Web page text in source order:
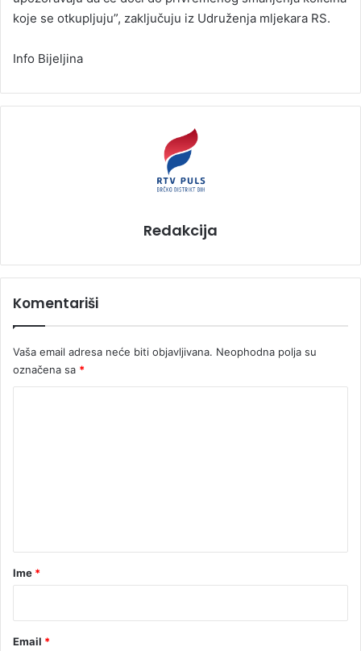
koje se otkupljuju”, zaključuju iz Udruženja mljekara RS.
Info Bijeljina
Redakcija
Komentariši
Vaša email adresa neće biti objavljivana. Neophodna polja su
označena sa *
rIme *
Email *